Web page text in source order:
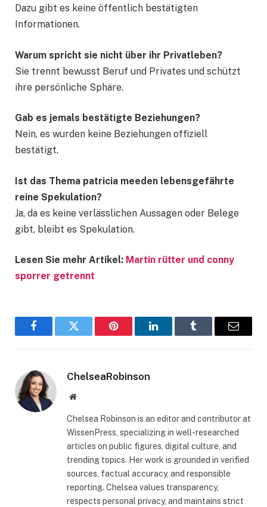
Dazu gibt es keine öffentlich bestätigten
Informationen.
Warum spricht sie nicht über ihr Privatleben?
Sie trennt bewusst Beruf und Privates und schützt
ihre persönliche Sphäre.
Gab es jemals bestätigte Beziehungen?
Nein, es wurden keine Beziehungen offiziell
bestätigt.
Ist das Thema patricia meeden lebensgefährte
reine Spekulation?
Ja, da es keine verlässlichen Aussagen oder Belege
gibt, bleibt es Spekulation.
Lesen Sie mehr Artikel: Martin rütter und conny
sporrer getrennt
FacebookTwitter Pinterest LinkedInTumblr Email
ChelseaRobinson
Website
Chelsea Robinson is an editor and contributor at
WissenPress, specializing in well-researched
articles on public figures, digital culture, and
trending topics. Her work is grounded in verified
sources, factual accuracy, and responsible
reporting. Chelsea values transparency,
respects personal privacy, and maintains strict